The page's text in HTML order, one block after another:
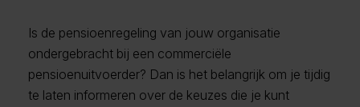
Is de pensioenregeling van jouw organisatie
ondergebracht bij een commerciële
pensioenuitvoerder? Dan is het belangrijk om je tijdig
te laten informeren over de keuzes die je kunt